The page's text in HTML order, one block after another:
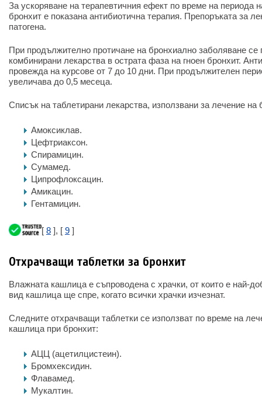
За ускоряване на терапевтичния ефект по време на периода
бронхит е показана антибиотична терапия. Препоръката за
патогена.
При продължително протичане на бронхиално заболяване се
комбинирани лекарства в острата фаза на гноен бронхит.
провежда на курсове от 7 до 10 дни. При продължителен
увеличава до 0,5 месеца.
Списък на таблетирани лекарства, използвани за лечение на
Амоксиклав.
Цефтриаксон.
Спирамицин.
Сумамед.
Ципрофлоксацин.
Амикацин.
Гентамицин.
[ 8 ], [ 9 ]
Отхрачващи таблетки за бронхит
Влажната кашлица е съпроводена с храчки, от които е най-
вид кашлица ще спре, когато всички храчки изчезнат.
Следните отхрачващи таблетки се използват по време на
кашлица при бронхит:
АЦЦ (ацетилцистеин).
Бромхексидин.
Флавамед.
Мукалтин.